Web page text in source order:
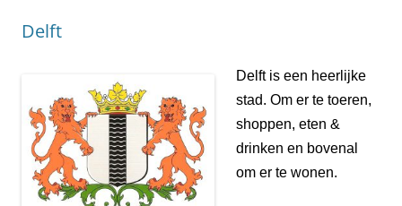
Delft
Delft is een heerlijke
stad. Om er te toeren,
shoppen, eten &
drinken en bovenal
om er te wonen.